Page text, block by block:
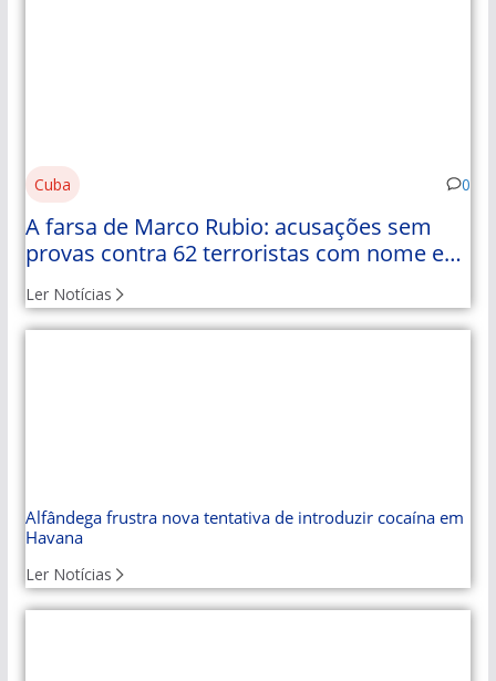
Cuba 0
A farsa de Marco Rubio: acusações sem
provas contra 62 terroristas com nome e
Ler Notícias
Alfândega frustra nova tentativa de introduzir cocaína em
Havana
Ler Notícias